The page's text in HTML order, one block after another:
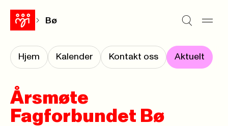
Bø
Hjem Kalender Kontakt oss Aktuelt
Årsmøte
Fagforbundet Bø